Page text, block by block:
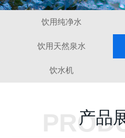
饮用纯净水
饮用天然泉水
饮水机
产品